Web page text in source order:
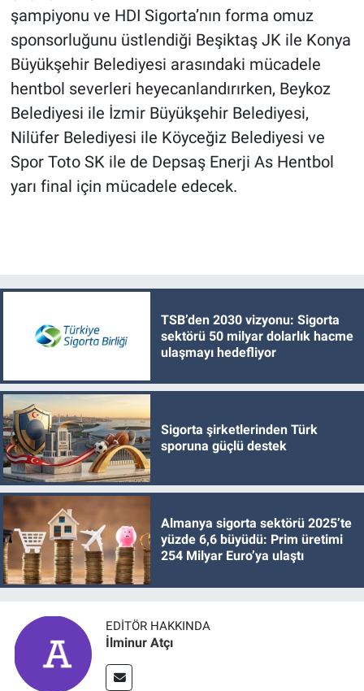
şampiyonu ve HDI Sigorta’nın forma omuz
sponsorluğunu üstlendiği Beşiktaş JK ile Konya
Büyükşehir Belediyesi arasındaki mücadele
hentbol severleri heyecanlandırırken, Beykoz
Belediyesi ile İzmir Büyükşehir Belediyesi,
Nilüfer Belediyesi ile Köyceğiz Belediyesi ve
Spor Toto SK ile de Depsaş Enerji As Hentbol
yarı final için mücadele edecek.
TSB’den 2030 vizyonu: Sigorta
sektörü 50 milyar dolarlık hacme
ulaşmayı hedefliyor
Sigorta şirketlerinden Türk
sporuna güçlü destek
Almanya sigorta sektörü 2025’te
yüzde 6,6 büyüdü: Prim üretimi
254 Milyar Euro’ya ulaştı
EDITÖR HAKKINDA
İlminur Atçı